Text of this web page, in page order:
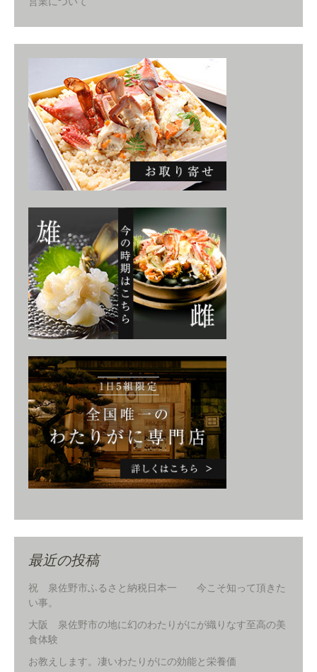
最近の投稿
祝 泉佐野市ふるさと納税日本一 今こそ知って頂きた
い事。
大阪 泉佐野市の地に幻のわたりがにが織りなす至高の美
食体験
お教えします。凄いわたりがにの効能と栄養価